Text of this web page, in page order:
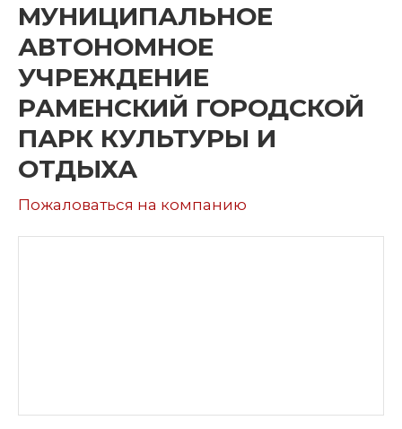
МУНИЦИПАЛЬНОЕ
АВТОНОМНОЕ
УЧРЕЖДЕНИЕ
РАМЕНСКИЙ ГОРОДСКОЙ
ПАРК КУЛЬТУРЫ И
ОТДЫХА
Пожаловаться на компанию